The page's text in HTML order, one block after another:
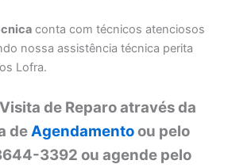
conta com técnicos atenciosos
nossa assistência técnica perita
Lofra.
de Reparo através da
deAgendamentoou pelo
3392 ou agende pelo